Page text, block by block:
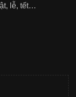
lễ, tết…